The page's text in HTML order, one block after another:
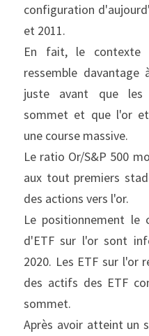
configuration
et 2011.
En fait, le contexte
ressemble
juste avant que les
sommet et que l'or
une course massive.
Le ratio Or/S&P 500
aux tout premiers
des actions vers l'or.
Le positionnement le
d'ETF sur l'or sont
2020. Les ETF sur l'or
des actifs des ETF
sommet.
Après avoir atteint un